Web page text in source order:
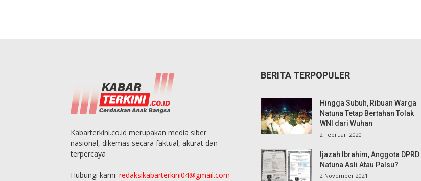
Kabarterkini.co.id merupakan media siber
nasional, dikemas secara faktual, akurat dan
terpercaya
Hubungi kami: redaksikabarterkini04@gmail.com
BERITA TERPOPULER
Hingga Subuh, Ribuan Warga
Natuna Tetap Bertahan Tolak
WNI dari Wuhan
2 Februari 2020
Ijazah Ibrahim, Anggota DPRD
Natuna Asli Atau Palsu?
2 November 2021